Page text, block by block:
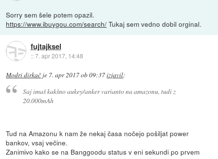
Sorry sem šele potem opazil.
https://www.ibuygou.com/search/ Tukaj sem vedno dobil orginal.
fujtajksel
::7. apr 2017, 14:48
Modri dirkačje 7. apr 2017 ob 09:37izjavil:
Saj imaš kakšno aukey/anker varianto na amazonu, tudi z
20.000mAh
Tud na Amazonu k nam že nekaj časa nočejo pošiljat power
bankov, vsaj večine.
Zanimivo kako se na Banggoodu status v eni sekundi po prvem